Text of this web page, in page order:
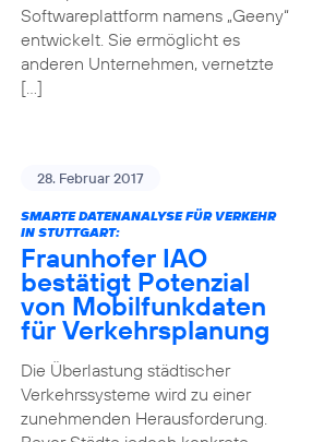
Softwareplattform namens „Geeny“
entwickelt. Sie ermöglicht es
anderen Unternehmen, vernetzte
[…]
28. Februar 2017
SMARTE DATENANALYSE FÜR VERKEHR
IN STUTTGART:
Fraunhofer IAO
bestätigt Potenzial
von Mobilfunkdaten
für Verkehrsplanung
Die Überlastung städtischer
Verkehrssysteme wird zu einer
zunehmenden Herausforderung.